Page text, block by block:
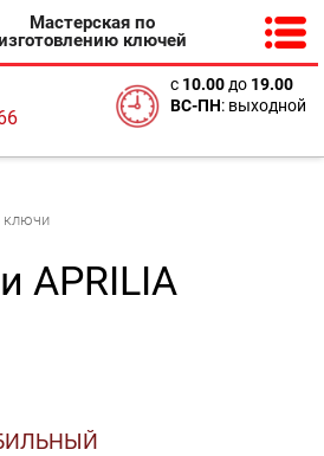
Мастерская по
ключей
с 10.00 до 19.00
ВС-ПН: выходной
ключи
APRILIA